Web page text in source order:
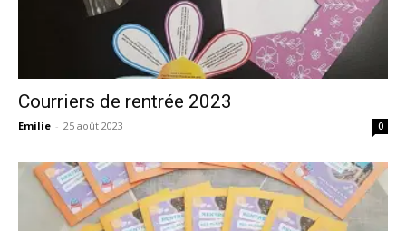
Courriers de rentrée 2023
Emilie - 25 août 2023 0